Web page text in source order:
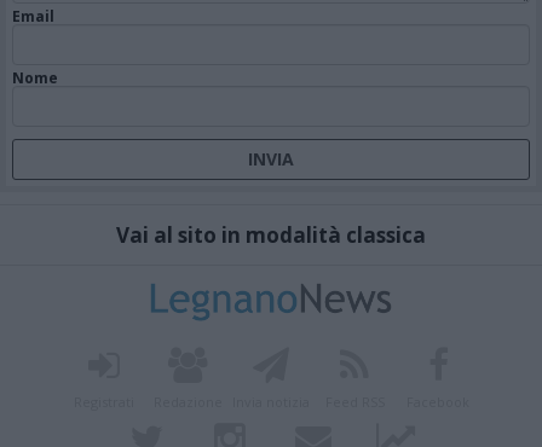
Email
Nome
Vai al sito in modalità classica